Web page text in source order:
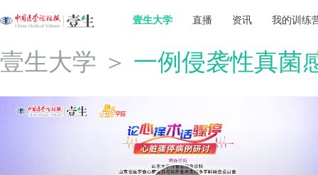
壹生大学 直播 资讯 我的训练
壹生大学 ＞ 一例侵袭性真菌